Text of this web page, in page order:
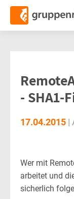
- SHA1-
17.04.2015 |
Wer mit
arbeitet und
sicherlich